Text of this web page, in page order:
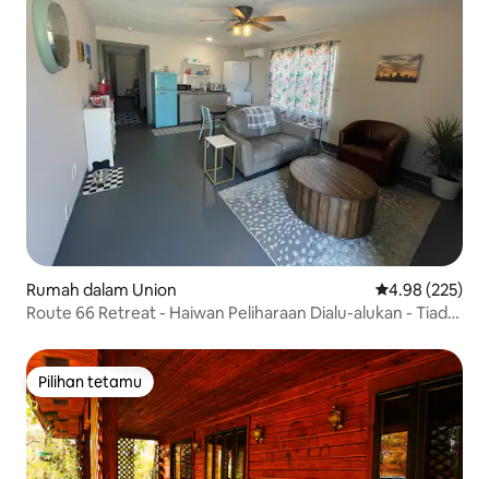
Rumah dalam Union Penarafan
4.98 (225)
Route 66 Retreat - Haiwan Peliharaan Dialu-alukan - Tiada
Pilihan tetamu
Pilihan tetamu